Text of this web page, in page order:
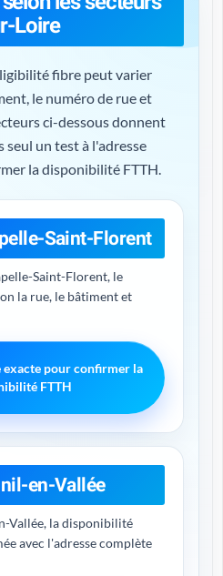
Loire
fibre peut varier
le numéro de rue et
ci-dessous donnent
seul un test à l'adresse
la disponibilité FTTH.
Saint-Florent
Saint-Florent, le
la rue, le bâtiment et
exacte pour confirmer la
FTTH
en-Vallée
Vallée, la disponibilité
avec l'adresse complète